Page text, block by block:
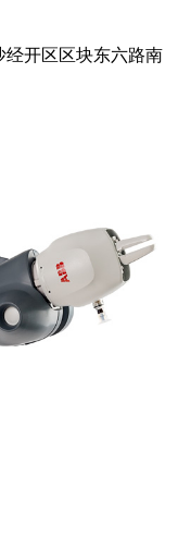
经开区区块东六路南